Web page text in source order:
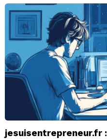
jesuisentrepreneur.fr